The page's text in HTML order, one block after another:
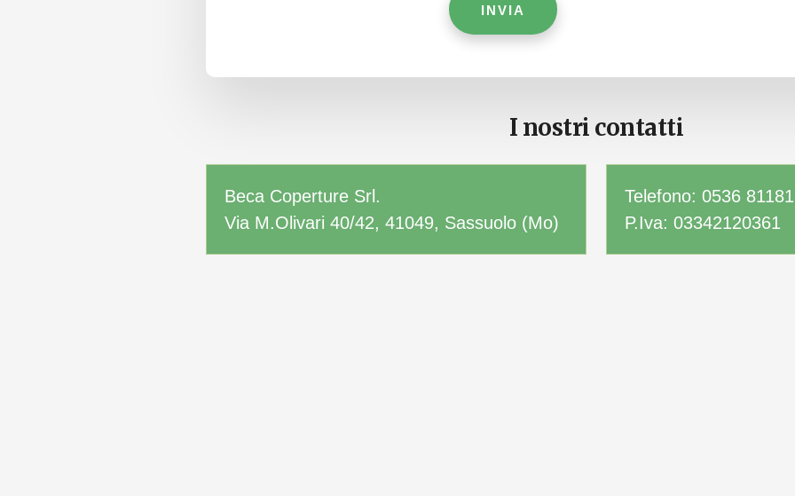
I nostri contatti
Beca Coperture Srl.
Via M.Olivari 40/42, 41049, Sassuolo (Mo)
Telefono: 0536
P.Iva: 03342120361